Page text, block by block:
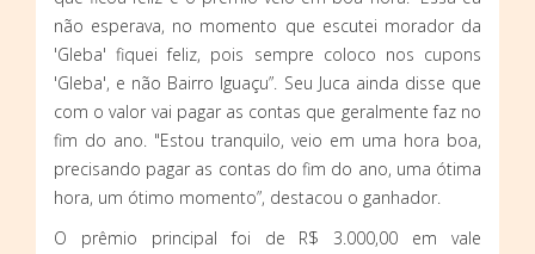
não esperava, no momento que escutei morador da
'Gleba' fiquei feliz, pois sempre coloco nos cupons
'Gleba', e não Bairro Iguaçu”. Seu Juca ainda disse que
com o valor vai pagar as contas que geralmente faz no
fim do ano. "Estou tranquilo, veio em uma hora boa,
precisando pagar as contas do fim do ano, uma ótima
hora, um ótimo momento”, destacou o ganhador.
O prêmio principal foi de R$ 3.000,00 em vale